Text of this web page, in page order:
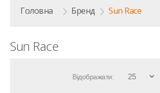
Головна > Бренд > Sun Race
Sun Race
Відображати: